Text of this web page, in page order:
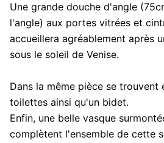
Une grande douche d'angle
l'angle) aux portes vitrées et
accueillera agréablement après
sous le soleil de Venise.
Dans la même pièce se trouvent
toilettes ainsi qu'un bidet.
Enfin, une belle vasque
complètent l'ensemble de cette